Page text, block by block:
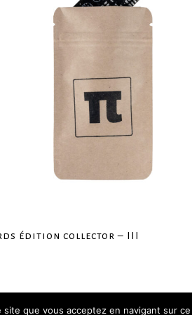
édition collector – III
que vous acceptez en navigant sur